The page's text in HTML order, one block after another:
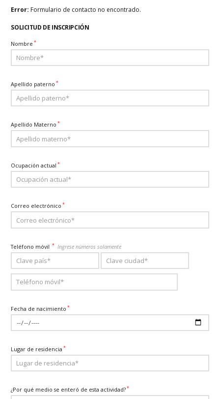
Error: Formulario de contacto no encontrado.
SOLICITUD DE INSCRIPCIÓN
Nombre *
Apellido paterno *
Apellido Materno *
Ocupación actual *
Correo electrónico *
Teléfono móvil * Ingrese números solamente
Fecha de nacimiento *
Lugar de residencia *
¿Por qué medio se enteró de esta actividad?*